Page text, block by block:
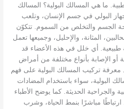
ما هي المسالك البولية؟ المسالك
البولي في جسم الإنسان، وتلعب
الجسم والتخلص من السموم. تتكوّن
المثانة، والإحليل، وجميعها تعمل
طبيعية. أي خلل في هذه الأعضاء قد
أو الإصابة بأنواع مختلفة من أمراض
معرفة تركيب المسالك البولية على فهم
البولية، سواء باستخدام المضادات
والجراحية الحديثة. كما يوضح الأطباء
مباشرًا بنمط الحياة، وشرب